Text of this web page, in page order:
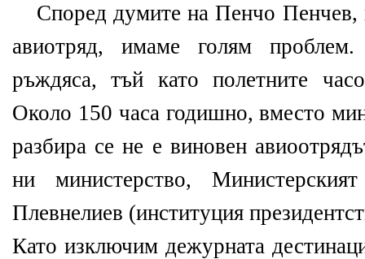
Според думите на Пенчо Пенчев,
авиотряд, имаме голям
ръждяса, тъй като полетните
Около 150 часа годишно, вместо
разбира се не е виновен
ни министерство,
Плевнелиев (институция
Като изключим дежурната